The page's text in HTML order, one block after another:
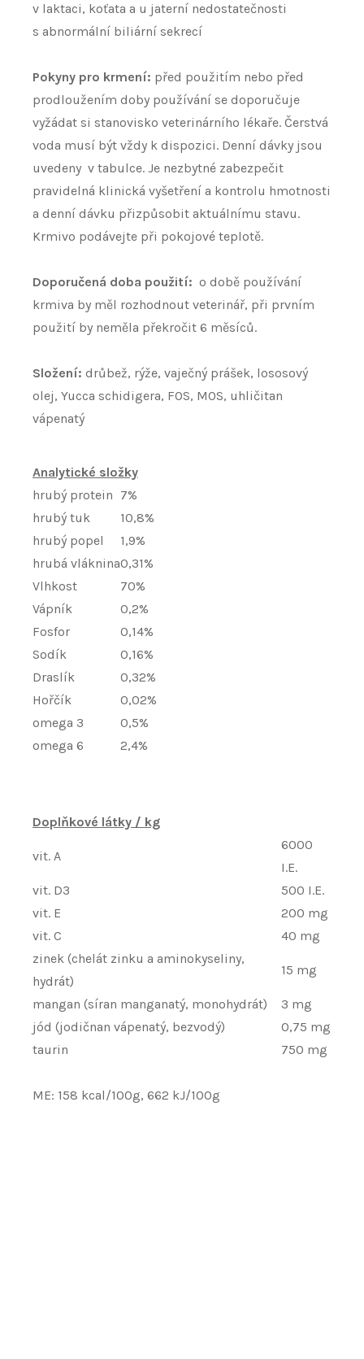
v laktaci, koťata a u jaterní nedostatečnosti
s abnormální biliární sekrecí
Pokyny pro krmení: před použitím nebo před
prodloužením doby používání se doporučuje
vyžádat si stanovisko veterinárního lékaře. Čerstvá
voda musí být vždy k dispozici. Denní dávky jsou
uvedeny v tabulce. Je nezbytné zabezpečit
pravidelná klinická vyšetření a kontrolu hmotnosti
a denní dávku přizpůsobit aktuálnímu stavu.
Krmivo podávejte při pokojové teplotě.
Doporučená doba použití: o době používání
krmiva by měl rozhodnout veterinář, při prvním
použití by neměla překročit 6 měsíců.
Složení: drůbež, rýže, vaječný prášek, lososový
olej, Yucca schidigera, FOS, MOS, uhličitan
vápenatý
Analytické složky
hrubý protein 7%
hrubý tuk
10,8%
hrubý popel
1,9%
hrubá vláknina0,31%
Vlhkost
70%
Vápník
0,2%
Fosfor
0,14%
Sodík
0,16%
Draslík
0,32%
Hořčík
0,02%
omega 3
0,5%
omega 6
2,4%
Doplňkové látky / kg
vit. A
6000
I.E.
vit. D3
500 I.E.
vit. E
200 mg
vit. C
40 mg
zinek (chelát zinku a aminokyseliny,
hydrát)
15 mg
mangan (síran manganatý, monohydrát)
3 mg
jód (jodičnan vápenatý, bezvodý)
0,75 mg
taurin
750 mg
ME: 158 kcal/100g, 662 kJ/100g